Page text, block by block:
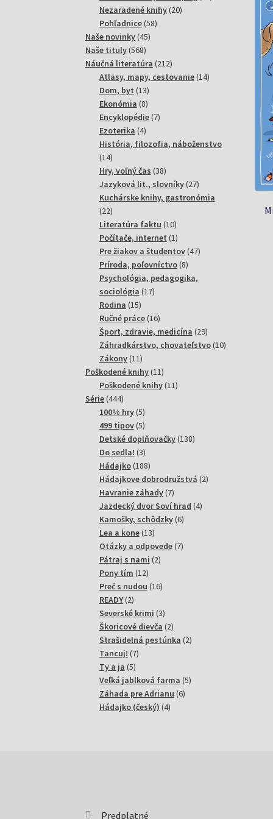
Nezaradené knihy 2020
Pohľadnice 5858
Naše novinky 4545
Naše tituly 568568
produktov
Náučná literatúra 212212
produktov
Atlasy, mapy, cestovanie 1414
Dom, byt 1313
produktov
Ekonómia 88
produktov
Encyklopédie 77
Ezoterika 44
produkty
História, filozofia, náboženstvo
1414
produktov
Hry, voľný čas 3838
produktov
Jazyková lit., slovníky 2727
produktov
Kuchárske knihy, gastronómia
2222
produktov
Literatúra faktu 1010
produktov
Počítače, internet 11
produkt
Pre žiakov a študentov 4747
Príroda, poľovníctvo 88
produktov
Psychológia, pedagogika,
sociológia 1717
Rodina 1515
produktov
Ručné práce 1616
produktov
Šport, zdravie, medicína 2929
produktov
Záhradkárstvo, chovateľstvo 1010
Zákony 1111
produktov
Poškodené knihy 1111
produktov
Poškodené knihy 1111
Série 444444
produktov
100% hry 55
produktov
499 tipov 55
produktov
Detské doplňovačky 138138
Do sedla! 33
produkty
Hádajko 188188
produktov
Hádajkove dobrodružstvá 22
Havranie záhady 77
produktov
Jazdecký dvor Soví hrad 44
Kamošky, schôdzky 66
Lea a kone 1313
produktov
Otázky a odpovede 77
Pátraj s nami 22
Pony tím 1212
produktov
Preč s nudou 1616
READY 22
produkty
Severské krimi 33
produkty
Škoricové dievča 22
produkty
Strašidelná pestúnka 22
Tancuj! 77
Ty a ja 55
produktov
Veľká jablková farma 55
Záhada pre Adrianu 66
Hádajko (český) 44
Predplatné